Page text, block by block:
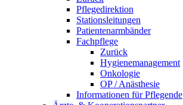
Pflegedirektion
Stationsleitungen
Patientenarmbänder
Fachpflege
Zurück
Hygienemanagement
Onkologie
OP / Anästhesie
Informationen für Pflegende